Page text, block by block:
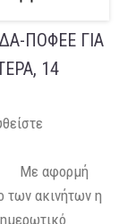
ΠΟΦΕΕ ΓΙΑ
14
Με αφορμή
των ακινήτων η